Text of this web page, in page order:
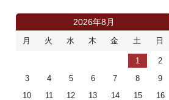
2026年8月
月 火 水 木 金 土 日
1
2
3
4 5 6 7 8
9
10
11 12 13 14 15 16